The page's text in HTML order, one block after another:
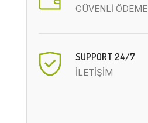
GÜVENLİ ÖDEME
SUPPORT 24/7
İLETİŞİM